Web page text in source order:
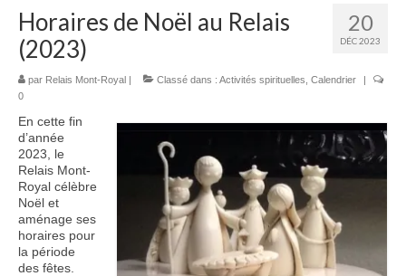
Activités spirituelles
Du pain sur la table
Nous contacter
20
DÉC 2023
Horaires de Noël au Relais
(2023)
par Relais Mont-Royal | Classé dans : Activités spirituelles Calendrier
|
0
En cette fin
d’année
2023, le
Relais Mont-
Royal célèbre
Noël et
aménage ses
horaires pour
la période
des fêtes.